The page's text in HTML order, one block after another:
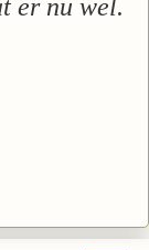
er nu wel.